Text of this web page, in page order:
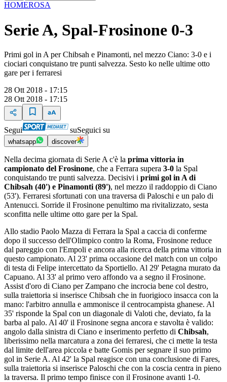
HOMEROSA
Serie A, Spal-Frosinone 0-3
Primi gol in A per Chibsah e Pinamonti, nel mezzo Ciano: 3-0 e i
ciociari conquistano tre punti salvezza. Sesto ko nelle ultime otto
gare per i ferraresi
28 Ott 2018 - 17:15
28 Ott 2018 - 17:15
Segui suSeguici su
whatsapp discover
Nella decima giornata di Serie A c'è la prima vittoria in
campionato del Frosinone, che a Ferrara supera 3-0 la Spal
conquistando tre punti salvezza. Decisivi i primi gol in A di
Chibsah (40') e Pinamonti (89'), nel mezzo il raddoppio di Ciano
(53'). Ferraresi sfortunati con una traversa di Paloschi e un palo di
Antenucci. Sorride il Frosinone penultimo ma rivitalizzato, sesta
sconfitta nelle ultime otto gare per la Spal.
Allo stadio Paolo Mazza di Ferrara la Spal a caccia di conferme
dopo il successo dell'Olimpico contro la Roma, Frosinone reduce
dal pareggio con l'Empoli e ancora alla ricerca della prima vittoria in
questo campionato. Al 23' prima occasione del match con un colpo
di testa di Felipe intercettato da Sportiello. Al 29' Petagna murato da
Capuano. Al 33' al primo vero affondo va a segno il Frosinone.
Assist d'oro di Ciano per Zampano che incrocia bene col destro,
sulla traiettoria si inserisce Chibsah che in fuorigioco insacca con la
mano: l'arbitro annulla e ammonisce il centrocampista ghanese. Al
35' risponde la Spal con un diagonale di Valoti che, deviato, fa la
barba al palo. Al 40' il Frosinone segna ancora e stavolta è valido:
angolo dalla sinistra di Ciano e inserimento perfetto di Chibsah,
liberissimo nella marcatura a zona dei ferraresi, che ci mette la testa
dal limite dell'area piccola e batte Gomis per segnare il suo primo
gol in Serie A. Al 42' la Spal reagisce con una conclusione di Fares,
sulla traiettoria si inserisce Paloschi che con la coscia centra in pieno
la traversa. Il primo tempo finisce con il Frosinone avanti 1-0.